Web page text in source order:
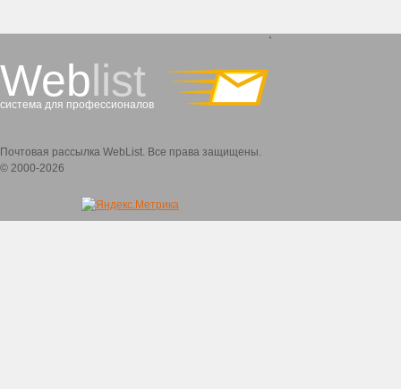
Weblist
система для профессионалов
`
Почтовая рассылка WebList. Все права защищены.
© 2000-2026